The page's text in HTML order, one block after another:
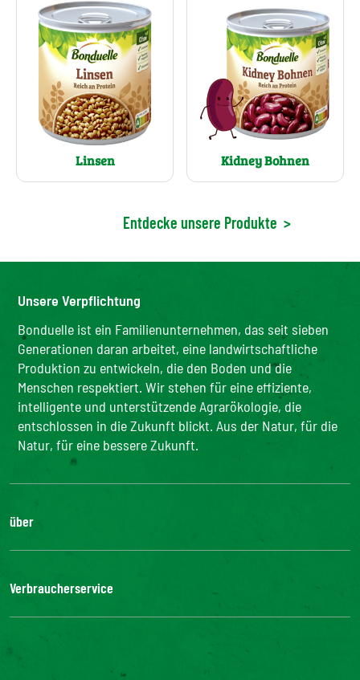
Linsen Kidney Bohnen
Entdecke unsere Produkte >
Unsere Verpflichtung
Bonduelle ist ein Familienunternehmen, das seit sieben
Generationen daran arbeitet, eine landwirtschaftliche
Produktion zu entwickeln, die den Boden und die
Menschen respektiert. Wir stehen für eine effiziente,
intelligente und unterstützende Agrarökologie, die
entschlossen in die Zukunft blickt. Aus der Natur, für die
Natur, für eine bessere Zukunft.
über
Die Gruppe
Bonduelle-Stiftung
Verbraucherservice
FAQ
Kontakt